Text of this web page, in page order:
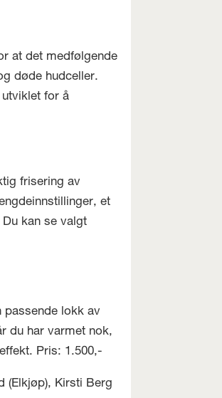
at det medfølgende
døde hudceller.
for å
frisering av
et
kan se valgt
passende lokk av
du har varmet nok,
Pris: 1.500,-
(Elkjøp), Kirsti Berg